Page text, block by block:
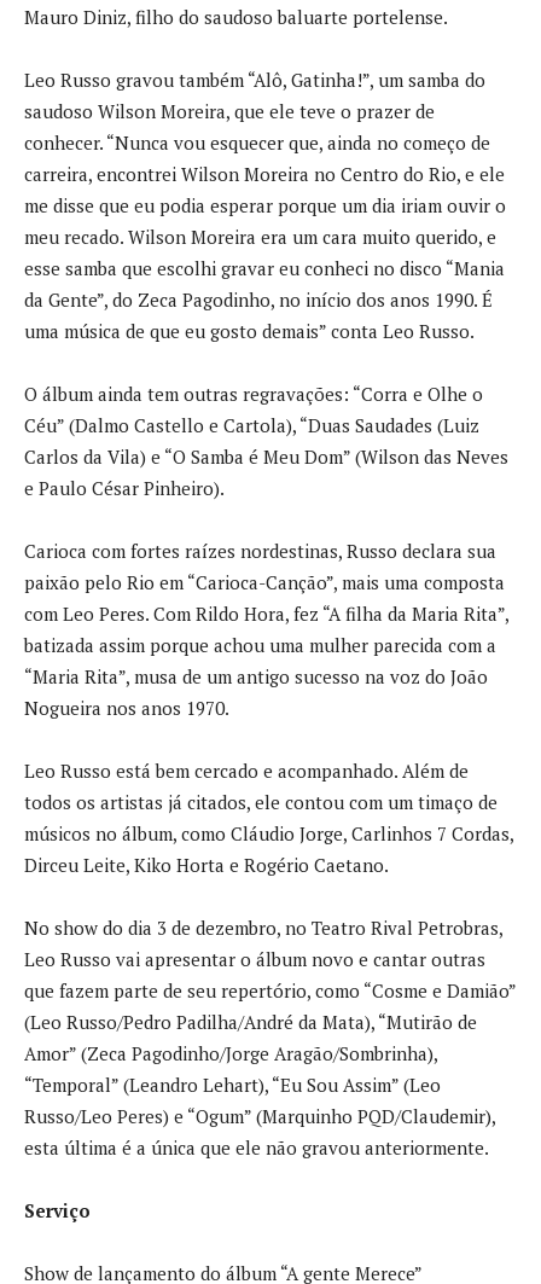
Mauro Diniz, filho do saudoso baluarte portelense.
Leo Russo gravou também “Alô, Gatinha!”, um samba do
saudoso Wilson Moreira, que ele teve o prazer de
conhecer. “Nunca vou esquecer que, ainda no começo de
carreira, encontrei Wilson Moreira no Centro do Rio, e ele
me disse que eu podia esperar porque um dia iriam ouvir o
meu recado. Wilson Moreira era um cara muito querido, e
esse samba que escolhi gravar eu conheci no disco “Mania
da Gente”, do Zeca Pagodinho, no início dos anos 1990. É
uma música de que eu gosto demais” conta Leo Russo.
O álbum ainda tem outras regravações: “Corra e Olhe o
Céu” (Dalmo Castello e Cartola), “Duas Saudades (Luiz
Carlos da Vila) e “O Samba é Meu Dom” (Wilson das Neves
e Paulo César Pinheiro).
Carioca com fortes raízes nordestinas, Russo declara sua
paixão pelo Rio em “Carioca-Canção”, mais uma composta
com Leo Peres. Com Rildo Hora, fez “A filha da Maria Rita”,
batizada assim porque achou uma mulher parecida com a
“Maria Rita”, musa de um antigo sucesso na voz do João
Nogueira nos anos 1970.
Leo Russo está bem cercado e acompanhado. Além de
todos os artistas já citados, ele contou com um timaço de
músicos no álbum, como Cláudio Jorge, Carlinhos 7 Cordas,
Dirceu Leite, Kiko Horta e Rogério Caetano.
No show do dia 3 de dezembro, no Teatro Rival Petrobras,
Leo Russo vai apresentar o álbum novo e cantar outras
que fazem parte de seu repertório, como “Cosme e Damião”
(Leo Russo/Pedro Padilha/André da Mata), “Mutirão de
Amor” (Zeca Pagodinho/Jorge Aragão/Sombrinha),
“Temporal” (Leandro Lehart), “Eu Sou Assim” (Leo
Russo/Leo Peres) e “Ogum” (Marquinho PQD/Claudemir),
esta última é a única que ele não gravou anteriormente.
Serviço
Show de lançamento do álbum “A gente Merece”